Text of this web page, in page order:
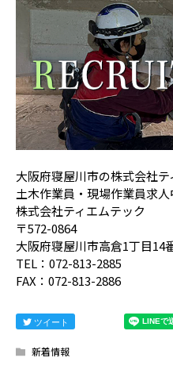
大阪府寝屋川市の株式会社
土木作業員・現場作業員求人
株式会社ティエムテック
〒572-0864
大阪府寝屋川市高倉1丁目14
TEL：072-813-2885
FAX：072-813-2886
ツイート
新着情報